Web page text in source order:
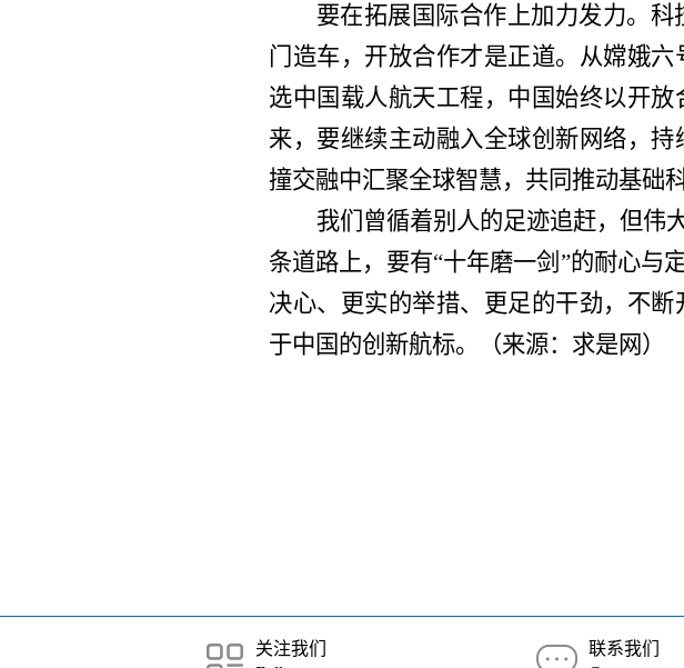
要在拓展国际合作上加力发力。
门造车，开放合作才是正道。从嫦娥
选中国载人航天工程，中国始终以开
来，要继续主动融入全球创新网络，
撞交融中汇聚全球智慧，共同推动基础
我们曾循着别人的足迹追赶，但伟
条道路上，要有“十年磨一剑”的耐心与
决心、更实的举措、更足的干劲，不
于中国的创新航标。（来源：求是网）
关注我们
联系我们